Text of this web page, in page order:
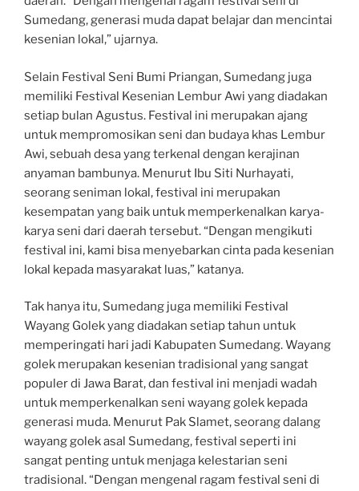
Sumedang, generasi muda dapat belajar dan mencintai
kesenian lokal,” ujarnya.
Selain Festival Seni Bumi Priangan, Sumedang juga
memiliki Festival Kesenian Lembur Awi yang diadakan
setiap bulan Agustus. Festival ini merupakan ajang
untuk mempromosikan seni dan budaya khas Lembur
Awi, sebuah desa yang terkenal dengan kerajinan
anyaman bambunya. Menurut Ibu Siti Nurhayati,
seorang seniman lokal, festival ini merupakan
kesempatan yang baik untuk memperkenalkan karya-
karya seni dari daerah tersebut. “Dengan mengikuti
festival ini, kami bisa menyebarkan cinta pada kesenian
lokal kepada masyarakat luas,” katanya.
Tak hanya itu, Sumedang juga memiliki Festival
Wayang Golek yang diadakan setiap tahun untuk
memperingati hari jadi Kabupaten Sumedang. Wayang
golek merupakan kesenian tradisional yang sangat
populer di Jawa Barat, dan festival ini menjadi wadah
untuk memperkenalkan seni wayang golek kepada
generasi muda. Menurut Pak Slamet, seorang dalang
wayang golek asal Sumedang, festival seperti ini
sangat penting untuk menjaga kelestarian seni
tradisional. “Dengan mengenal ragam festival seni di